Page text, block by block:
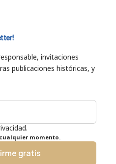
invitaciones
publicaciones históricas, y
momento.
gratis